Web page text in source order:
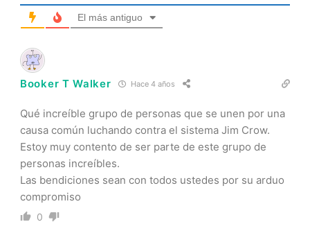
El más antiguo
Booker T Walker Hace 4 años
Qué increíble grupo de personas que se unen por una
causa común luchando contra el sistema Jim Crow.
Estoy muy contento de ser parte de este grupo de
personas increíbles.
Las bendiciones sean con todos ustedes por su arduo
compromiso
0